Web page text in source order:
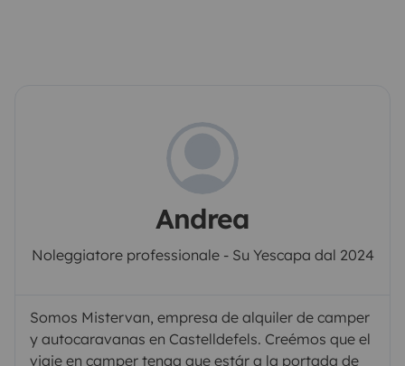
Andrea
Noleggiatore professionale - Su Yescapa dal 2024
Somos Mistervan, empresa de alquiler de camper
y autocaravanas en Castelldefels. Creémos que el
viaje en camper tenga que estár a la portada de